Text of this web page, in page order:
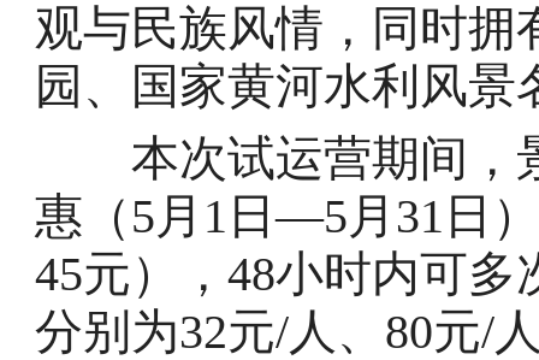
观与民族风情，同时
园、国家黄河水利风
本次试运营期间，
惠（5月1日—5月31日
45元），48小时内可
分别为32元/人、80元/